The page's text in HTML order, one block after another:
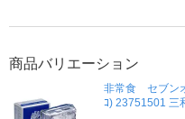
商品バリエーション
非常食 セブン
ｺ) 23751501 三